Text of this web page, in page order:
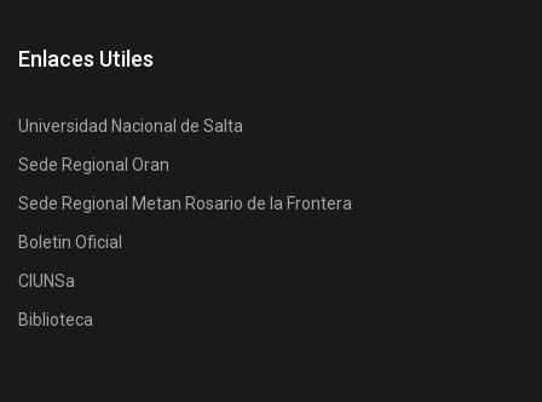
Enlaces Utiles
Universidad Nacional de Salta
Sede Regional Oran
Sede Regional Metan Rosario de la Frontera
Boletin Oficial
CIUNSa
Biblioteca